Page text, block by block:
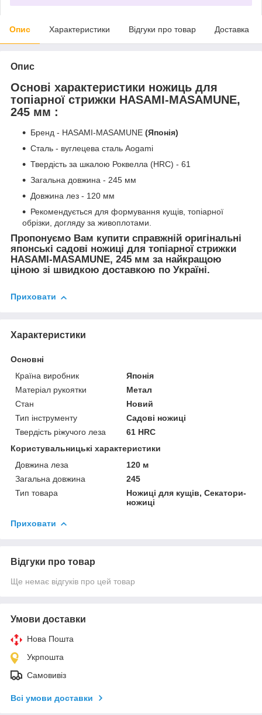
Опис Характеристики Відгуки про товар Доставка
Опис
Основі характеристики ножиць для
топіарної стрижки HASAMI-MASAMUNE,
245 мм :
Бренд - HASAMI-MASAMUNE (Японія)
Сталь - вуглецева сталь Aogami
Твердість за шкалою Роквелла (HRC) - 61
Загальна довжина - 245 мм
Довжина лез - 120 мм
Рекомендується для формування кущів, топіарної
обрізки, догляду за живоплотами.
Пропонуємо Вам купити справжній оригінальні
японські садові ножиці для топіарної стрижки
HASAMI-MASAMUNE, 245 мм за найкращою
ціною зі швидкою доставкою по Україні.
Приховати
Характеристики
Основні
Країна виробник
Японія
Матеріал рукоятки
Метал
Стан
Новий
Тип інструменту
Садові ножиці
Твердість ріжучого леза
61 HRC
Користувальницькі характеристики
Довжина леза
120 м
Загальна довжина
245
Тип товара
Ножиці для кущів, Секатори-
ножиці
Приховати
Відгуки про товар
Ще немає відгуків про цей товар
Умови доставки
Нова Пошта
Укрпошта
Самовивіз
Всі умови доставки